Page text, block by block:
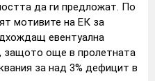
да ги предложат. По
мотивите на ЕК за
евентуална
защото още в пролетната
за над 3% дефицит в